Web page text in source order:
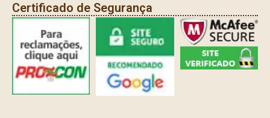
Certificado de Segurança